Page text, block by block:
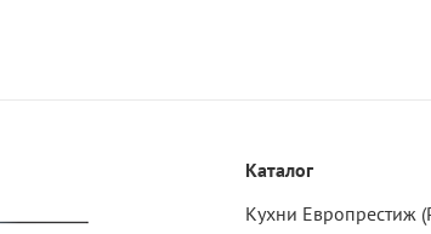
Каталог
Кухни Европрестиж